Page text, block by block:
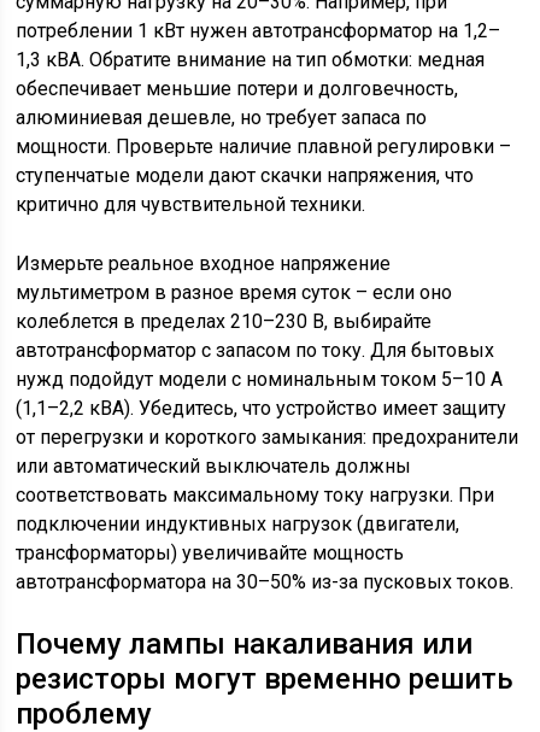
потреблении 1 кВт нужен автотрансформатор на 1,2–
1,3 кВА. Обратите внимание на тип обмотки: медная
обеспечивает меньшие потери и долговечность,
алюминиевая дешевле, но требует запаса по
мощности. Проверьте наличие плавной регулировки –
ступенчатые модели дают скачки напряжения, что
критично для чувствительной техники.
Измерьте реальное входное напряжение
мультиметром в разное время суток – если оно
колеблется в пределах 210–230 В, выбирайте
автотрансформатор с запасом по току. Для бытовых
нужд подойдут модели с номинальным током 5–10 А
(1,1–2,2 кВА). Убедитесь, что устройство имеет защиту
от перегрузки и короткого замыкания: предохранители
или автоматический выключатель должны
соответствовать максимальному току нагрузки. При
подключении индуктивных нагрузок (двигатели,
трансформаторы) увеличивайте мощность
автотрансформатора на 30–50% из-за пусковых токов.
Почему лампы накаливания или
резисторы могут временно решить
проблему